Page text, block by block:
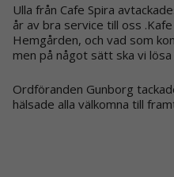
Ulla från Cafe Spira
år av bra service till oss
Hemgården, och vad som
men på något sätt ska vi
Ordföranden Gunborg
hälsade alla välkomna till